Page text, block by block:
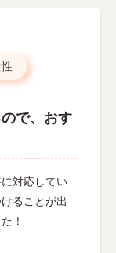
で、おす
対応してい
ることが出
！